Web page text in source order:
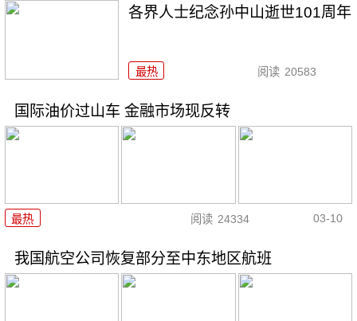
各界人士纪念孙中山逝世101周年
最热 阅读 20583
国际油价过山车 金融市场现反转
最热 阅读 24334 03-10
我国航空公司恢复部分至中东地区航班